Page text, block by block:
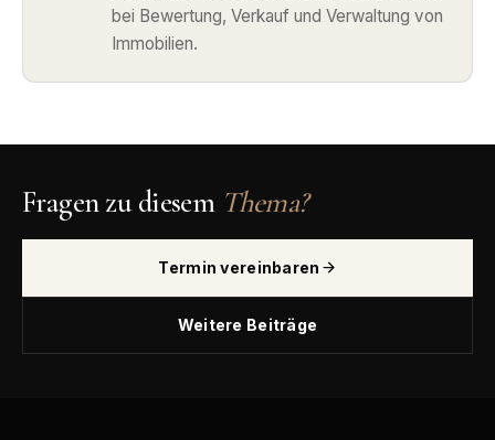
bei Bewertung, Verkauf und Verwaltung von
Immobilien.
Fragen zu diesem Thema?
Termin vereinbaren
Weitere Beiträge